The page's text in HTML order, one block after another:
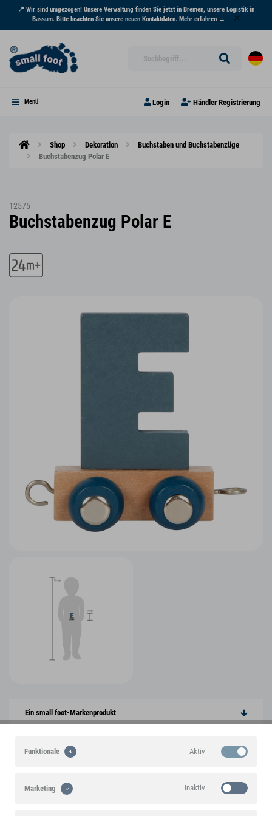
📍 Wir sind umgezogen! Unsere Verwaltung finden Sie jetzt in Bremen, unsere Logistik in
Bassum. Bitte beachten Sie unsere neuen Kontaktdaten. Mehr erfahren →
Menü Login Händler Registrierung
Shop Dekoration
Buchstaben und Buchstabenzüge
Buchstabenzug Polar E
12575
Buchstabenzug Polar E
Ein small foot-Markenprodukt
Funktionale Aktiv
Marketing Inaktiv